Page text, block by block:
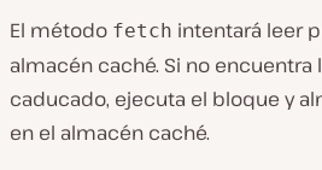
El método fetch intentará leer
almacén caché. Si no
caducado, ejecuta el bloque y
en el almacén caché.